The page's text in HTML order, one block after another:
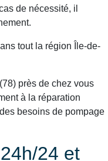
de nécessité, il
tout la région Île-de-
près de chez vous
à la réparation
besoins de pompage
24 et